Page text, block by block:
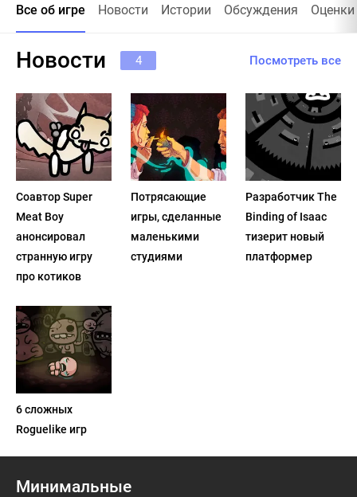
Все об игре Новости Истории Обсуждения Оценки
Новости 4 Посмотреть все
Соавтор Super
Meat Boy
анонсировал
странную игру
про котиков
Потрясающие
игры, сделанные
маленькими
студиями
Разработчик The
Binding of Isaac
тизерит новый
платформер
6 сложных
Roguelike игр
Минимальные